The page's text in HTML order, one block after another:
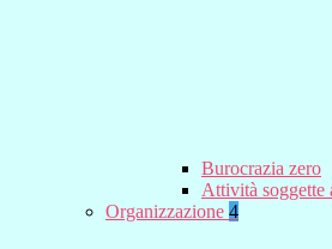
Burocrazia zero
Attività soggette
Organizzazione 4